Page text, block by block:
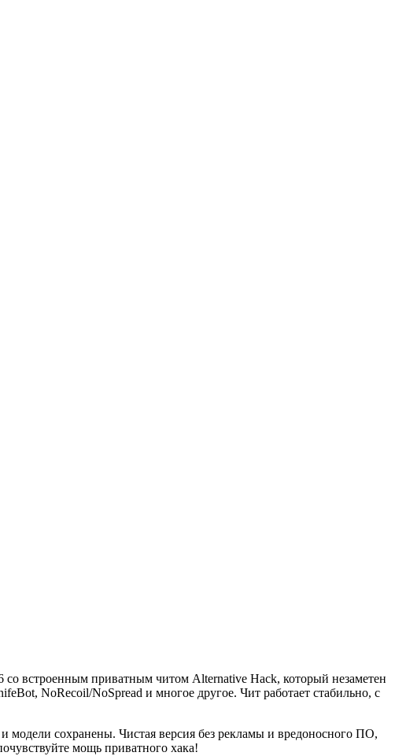
со встроенным приватным читом Alternative Hack, который незаметен
NoRecoil/NoSpread и многое другое. Чит работает стабильно, с
модели сохранены. Чистая версия без рекламы и вредоносного ПО,
мощь приватного хака!